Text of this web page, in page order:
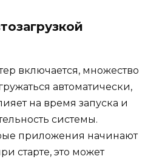
включается, множество
автоматически,
на время запуска и
системы.
приложения начинают
старте, это может